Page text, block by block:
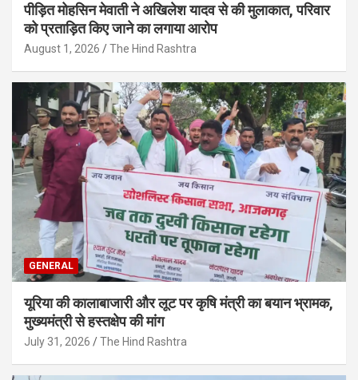
पीड़ित मोहसिन मेवाती ने अखिलेश यादव से की मुलाकात, परिवार
को प्रताड़ित किए जाने का लगाया आरोप
August 1, 2026 The Hind Rashtra
GENERAL
यूरिया की कालाबाजारी और लूट पर कृषि मंत्री का बयान भ्रामक,
मुख्यमंत्री से हस्तक्षेप की मांग
July 31, 2026 The Hind Rashtra